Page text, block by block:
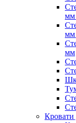
мм
мм
мм
Кровати